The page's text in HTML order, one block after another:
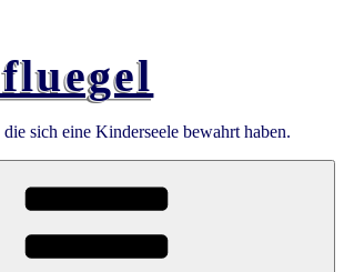
sich eine Kinderseele bewahrt haben.